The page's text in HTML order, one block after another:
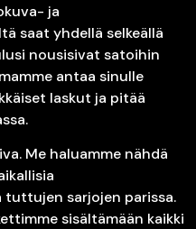
ja
saat yhdellä selkeällä
nousisivat satoihin
antaa sinulle
laskut ja pitää
Me haluamme nähdä
tuttujen sarjojen parissa.
sisältämään kaikki